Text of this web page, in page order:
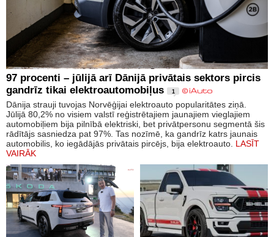
97 procenti – jūlijā arī Dānijā privātais sektors pircis
gandrīz tikai elektroautomobiļus
1
Dānija strauji tuvojas Norvēģijai elektroauto popularitātes ziņā.
Jūlijā 80,2% no visiem valstī reģistrētajiem jaunajiem vieglajiem
automobiļiem bija pilnībā elektriski, bet privātpersonu segmentā šis
rādītājs sasniedza pat 97%. Tas nozīmē, ka gandrīz katrs jaunais
automobilis, ko iegādājās privātais pircējs, bija elektroauto. LASĪT
VAIRĀK